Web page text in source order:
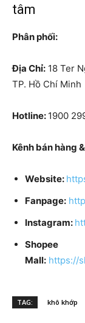
tâm
Phân phối:
Địa Chỉ: 18 Ter
TP. Hồ Chí Minh
Hotline: 1900
Kênh bán hàng
Website:
Fanpage:
Instagram:
Shopee
Mall: https://
TAG: khô khớp